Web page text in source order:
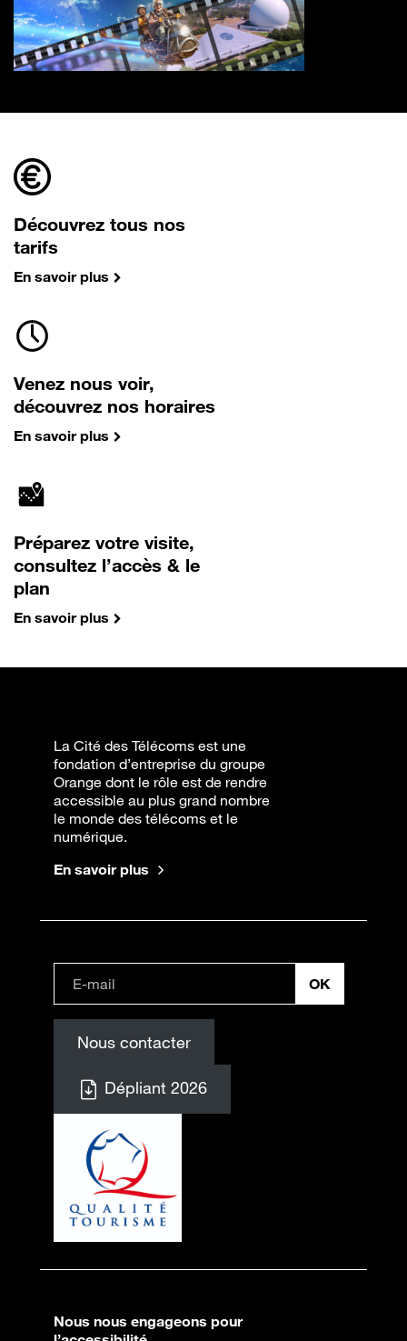
Découvrez tous nos
tarifs
En savoir plus
Venez nous voir,
découvrez nos horaires
En savoir plus
Préparez votre visite,
consultez l’accès & le
plan
En savoir plus
La Cité des Télécoms est une
fondation d’entreprise du groupe
Orange dont le rôle est de rendre
accessible au plus grand nombre
le monde des télécoms et le
numérique.
En savoir plus
Nous contacter
Dépliant 2026
Nous nous engageons pour